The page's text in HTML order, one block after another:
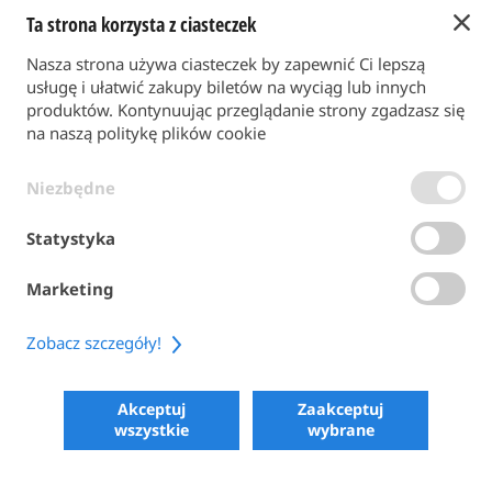
Powrót do strony głównej
FORMA PŁATNOŚCI
COPYRIGHT 2026
POWERED BY SKIPERFORMANCE
Ta strona korzysta z ciasteczek
Nasza strona używa ciasteczek by zapewnić Ci lepszą
usługę i ułatwić zakupy biletów na wyciąg lub innych
produktów. Kontynuując przeglądanie strony zgadzasz się
na naszą politykę plików cookie
Niezbędne
Statystyka
Marketing
Zobacz szczegóły!